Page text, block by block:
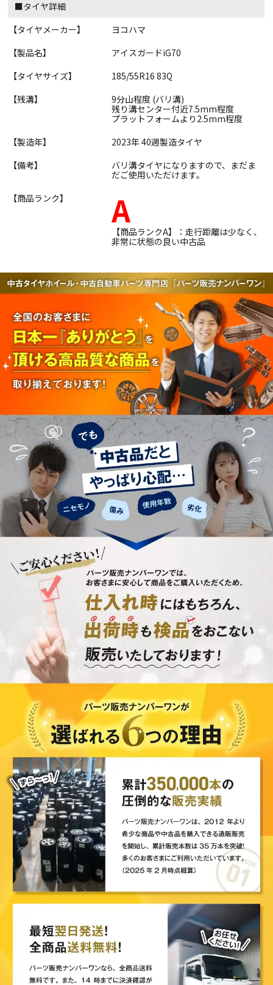
■タイヤ詳細
【タイヤメーカー】
ヨコハマ
【製品名】
アイスガードiG70
【タイヤサイズ】
185/55R16 83Q
【残溝】
9分山程度 (バリ溝)
残り溝センター付近7.5mm程度
プラットフォームより2.5mm程度
【製造年】
2023年 40週製造タイヤ
【備考】
バリ溝タイヤになりますので、まだま
だご使用いただけます。
【商品ランク】
A
【商品ランクA】：走行距離は少なく、
非常に状態の良い中古品